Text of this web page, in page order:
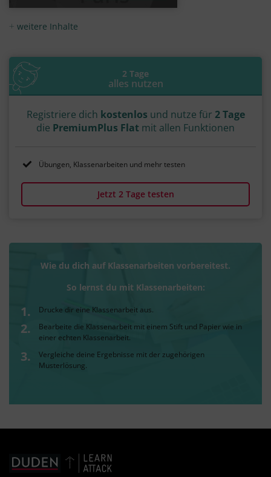
weitere Inhalte
2 Tage
alles nutzen
Registriere dich kostenlos und nutze für 2 Tage
die PremiumPlus Flat mit allen Funktionen
Übungen, Klassenarbeiten und mehr testen
Jetzt 2 Tage testen
Wie du dich auf Klassenarbeiten vorbereitest.
So lernst du mit Klassenarbeiten:
Drucke dir eine Klassenarbeit aus.
Bearbeite die Klassenarbeit mit einem Stift und Papier wie in
einer echten Klassenarbeit.
Vergleiche deine Ergebnisse mit der zugehörigen
Musterlösung.